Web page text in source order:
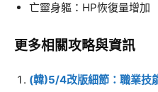
亡靈身軀：HP恢復量增加
更多相關攻略與資訊
(韓)5/4改版細節：職業技